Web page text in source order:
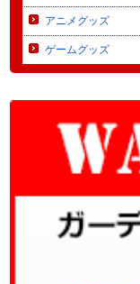
アニメグッズ
ゲームグッズ